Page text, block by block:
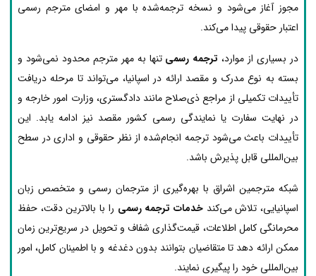
مجوز آغاز می‌شود و نسخه ترجمه‌شده با مهر و امضای مترجم رسمی
اعتبار حقوقی پیدا می‌کند.
در بسیاری از موارد، ترجمه رسمی تنها به مهر مترجم محدود نمی‌شود و
بسته به نوع مدرک و مقصد ارائه در اسپانیا، می‌تواند تا مرحله دریافت
تأییدات تکمیلی از مراجع ذی‌صلاح مانند دادگستری، وزارت امور خارجه و
در نهایت سفارت یا نمایندگی رسمی کشور مقصد نیز ادامه یابد. این
تأییدات باعث می‌شود ترجمه انجام‌شده از نظر حقوقی و اداری در سطح
بین‌المللی قابل پذیرش باشد.
شبکه مترجمین اشراق با بهره‌گیری از مترجمان رسمی و متخصص زبان
اسپانیایی، تلاش می‌کندخدمات ترجمه رسمی را با بالاترین دقت، حفظ
محرمانگی کامل اطلاعات، قیمت‌گذاری شفاف و تحویل در سریع‌ترین زمان
ممکن ارائه دهد تا متقاضیان بتوانند بدون دغدغه و با اطمینان کامل، امور
بین‌المللی خود را پیگیری نمایند.